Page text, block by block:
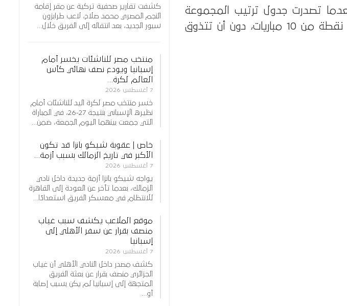
مصر إلى بطولة كأس العالم 2026، بعدما تصدرت جدول ترتيب المجموعة
الأولى في التصفيات المونديالية برصيد بلغ 26 نقطة من 10 مباريات، دون أن تتذوق
كشفت تقارير صحفية تركية عن مقر إقامة
النجم المصري محمد صلاح، لاعب طرابزون
سبور الجديد، بعد انتقاله إلى الفريق خلال…
منتخب مصر للناشئات يخسر أمام
إسبانيا ويودع نصف نهائي كأس
العالم لكرة…
7 أغسطس 2026
خسر منتخب مصر لكرة اليد للناشئات أمام
نظيره الإسباني بنتيجة 27-26، في المباراة
التي جمعت بينهما اليوم الجمعة، ضمن…
خاص | عقوبة شيكو بانزا قد تكون
الأكبر في تاريخ الزمالك بسبب أزمة…
7 أغسطس 2026
يواجه شيكو بانزا أزمة جديدة داخل نادي
الزمالك، بعدما تأخر عن العودة إلى القاهرة
للانتظام في معسكر الفريق استعدادًا…
موقع الملاعب يكشف سبب غياب
منصف بقرار عن سفر الأهلي إلى
إسبانيا
7 أغسطس 2026
كشف مصدر داخل النادي الأهلي أن غياب
الجزائري منصف بقرار عن بعثة الفريق
المتجهة إلى إسبانيا لم يكن بسبب إصابة
أو…